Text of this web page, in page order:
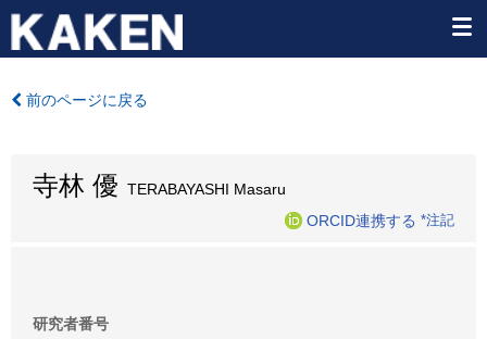
前のページに戻る
寺林 優 TERABAYASHI Masaru
ORCID連携する *注記
研究者番号